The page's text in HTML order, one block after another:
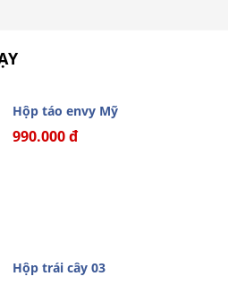
Hộp táo envy Mỹ
990.000 đ
Hộp trái cây 03